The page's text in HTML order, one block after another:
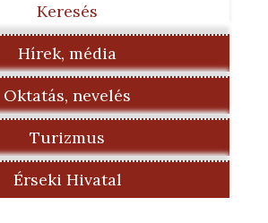
Keresés
Hírek, média
Oktatás, nevelés
Turizmus
Érseki Hivatal